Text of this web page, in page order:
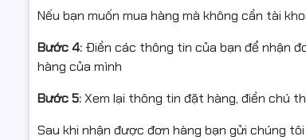
Nếu bạn muốn mua hàng mà không cần tài
Bước 4: Điền các thông tin của bạn để nhận
hàng của mình
Bước 5:Xem lại thông tin đặt hàng, điền chú
Sau khi nhận được đơn hàng bạn gửi chúng